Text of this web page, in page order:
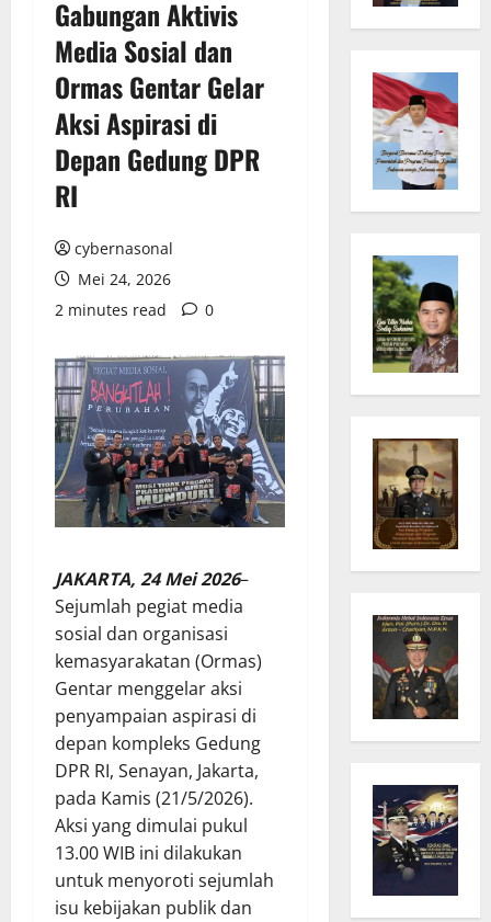
Gabungan Aktivis
Media Sosial dan
Ormas Gentar Gelar
Aksi Aspirasi di
Depan Gedung DPR
RI
cybernasonal
Mei 24, 2026
2 minutes read
0
JAKARTA, 24 Mei 2026–
Sejumlah pegiat media
sosial dan organisasi
kemasyarakatan (Ormas)
Gentar menggelar aksi
penyampaian aspirasi di
depan kompleks Gedung
DPR RI, Senayan, Jakarta,
pada Kamis (21/5/2026).
Aksi yang dimulai pukul
13.00 WIB ini dilakukan
untuk menyoroti sejumlah
isu kebijakan publik dan